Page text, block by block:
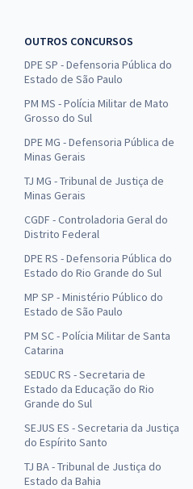
OUTROS CONCURSOS
DPE SP - Defensoria Pública do
Estado de São Paulo
PM MS - Polícia Militar de Mato
Grosso do Sul
DPE MG - Defensoria Pública de
Minas Gerais
TJ MG - Tribunal de Justiça de
Minas Gerais
CGDF - Controladoria Geral do
Distrito Federal
DPE RS - Defensoria Pública do
Estado do Rio Grande do Sul
MP SP - Ministério Público do
Estado de São Paulo
PM SC - Polícia Militar de Santa
Catarina
SEDUC RS - Secretaria de
Estado da Educação do Rio
Grande do Sul
SEJUS ES - Secretaria da Justiça
do Espírito Santo
TJ BA - Tribunal de Justiça do
Estado da Bahia